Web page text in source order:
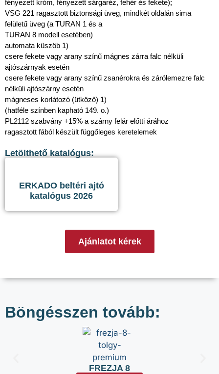
fényezett króm, fényezett sárgaréz, fehér és fekete);
VSG 221 ragasztott biztonsági üveg, mindkét oldalán sima
felületű üveg (a TURAN 1 és a
TURAN 8 modell esetében)
automata küszöb 1)
csere fekete vagy arany színű mágnes zárra falc nélküli
ajtószárnyak esetén
csere fekete vagy arany színű zsanérokra és zárólemezre falc
nélküli ajtószárny esetén
mágneses korlátozó (ütköző) 1)
(hatféle színben kapható 149. o.)
PL2112 szabvány +15% a szárny felár előtti árához
ragasztott fából készült függőleges keretelemek
Letölthető katalógus:
ERKADO beltéri ajtó
katalógus 2026
Ajánlatot kérek
Böngésszen tovább:
FREZJA 8